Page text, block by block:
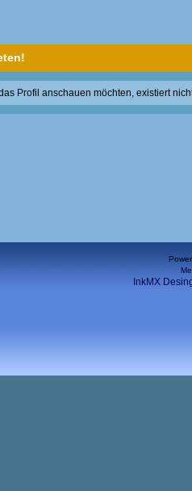
Profil anschauen möchten, existiert
InkMX